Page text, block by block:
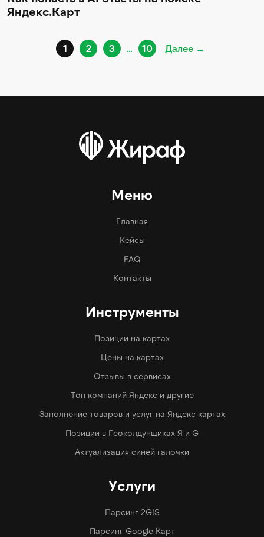
Яндекс.Карт
1 2 3 … 10 Далее →
Меню
Главная
Кейсы
FAQ
Контакты
Инструменты
Позиции на картах
Цены на картах
Отзывы в сервисах
Топ компаний Яндекс и другие
Заполнение товаров и услуг на Яндекс картах
Позиции в Геоколдунщиках Я и G
Актуализация синей галочки
Услуги
Парсинг 2GIS
Парсинг Google Карт